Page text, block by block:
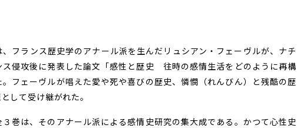
フランス歴史学のアナール派を生んだリュシアン・フェーヴルが、ナチ
ス侵攻後に発表した論文「感性と歴史 往時の感情生活をどのように再構
フェーヴルが唱えた愛や死や喜びの歴史、憐憫（れんびん）と残酷の歴
して受け継がれた。
３巻は、そのアナール派による感情史研究の集大成である。かつて心性史